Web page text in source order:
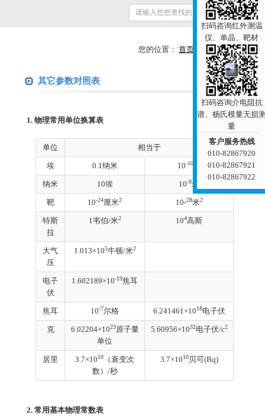
您的位置： 首页 参数查询
其它参数对照表
1. 物理常用单位换算表
单位 相当于
埃 0.1纳米 10-10
纳米 10埃 10-9米
靶 10-24厘米2 10-28米2
特斯
拉
1韦伯/米2 104高斯
大气
压
1.013×105牛顿/米2
电子
伏
1.602189×10-19焦耳
焦耳 10-7尔格 6.241461×1018电子伏
克 6.02204×1023原子量
单位
5.60956×1032电子伏/c2
居里 3.7×1010
（衰变次
数）/秒
3.7×1010贝可(Bq)
2. 常用基本物理常数表
扫码咨询红外测温
仪、单晶、靶材
扫码咨询介电阻抗
谱、杨氏模量无损
量
客户服务热线
010-82867920
010-82867921
010-82867922